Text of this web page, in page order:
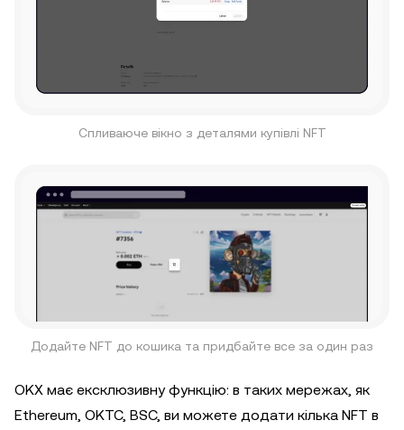
Спливаюче вікно з деталями купівлі NFT
Додайте NFT до кошика та придбайте все за один раз
OKX має ексклюзивну функцію: в таких мережах, як
Ethereum, OKTC, BSC, ви можете додати кілька NFT в